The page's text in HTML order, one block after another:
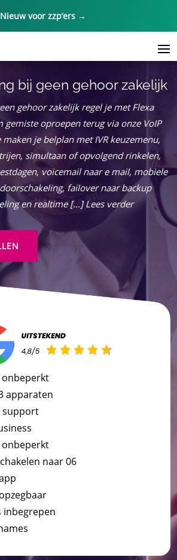
Nieuw voor zzp’ers →
bij geen gehoor zakelijk
gehoor zakelijk regel je met Flexa
gemiste oproepen terug via onze VoIP
je belplan met IVR keuzemenu,
simultaan of opvolgend rinkelen,
voicemail naar e mail, mobiele
failover naar backup
en realtime […] Lees verder
onbeperkt
apparaten
support
onbeperkt
naar 06
inbegrepen